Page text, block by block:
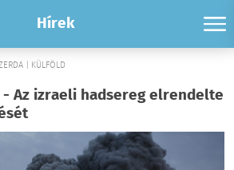
Hírek
| KÜLFÖLD
Az izraeli hadsereg elrendelte